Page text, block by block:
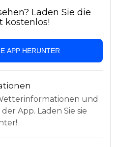
Laden Sie die
kostenlos!
APP HERUNTER
und
App. Laden Sie sie